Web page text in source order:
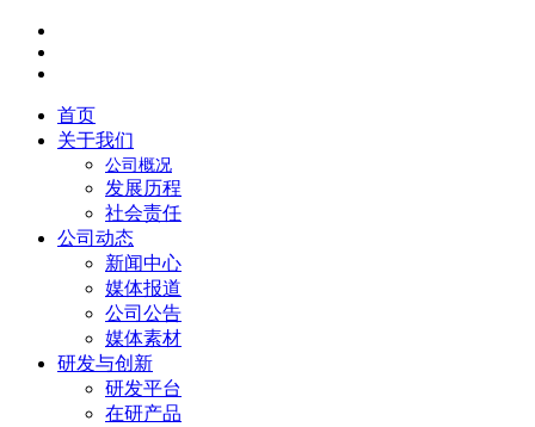
首页
关于我们
公司概况
发展历程
社会责任
公司动态
新闻中心
媒体报道
公司公告
媒体素材
研发与创新
研发平台
在研产品